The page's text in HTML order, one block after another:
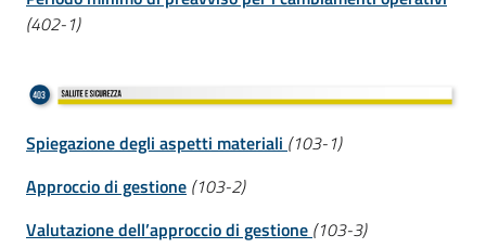
(402-1)
Spiegazione degli aspetti materiali (103-1)
Approccio di gestione (103-2)
Valutazione dell’approccio di gestione (103-3)